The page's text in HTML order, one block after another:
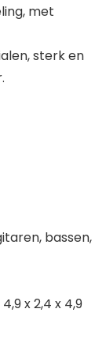
met
sterk en
bassen,
x 2,4 x 4,9